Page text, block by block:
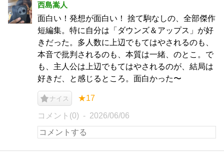
西島嵩人
面白い！発想が面白い！ 捨て駒なしの、全部傑作
短編集。特に自分は「ダウンズ＆アップス」が好
きだった。多人数に上辺でもてはやされるのも、
本音で批判されるのも、本質は一緒、のとこ。で
も、主人公は上辺でもてはやされるのが、結局は
好きだ、と感じるところ。面白かった〜
ナイス ★17
コメント(0) 2026/06/06